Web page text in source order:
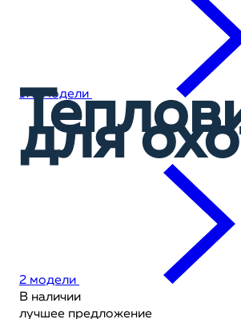
172 модели
для
2 модели
В наличии
лучшее предложение